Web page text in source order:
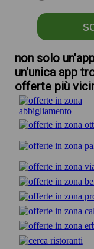
non solo
un'unica app
offerte più